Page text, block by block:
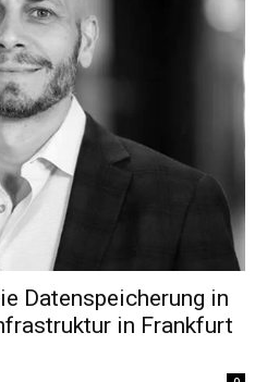
Datenspeicherung in
in Frankfurt